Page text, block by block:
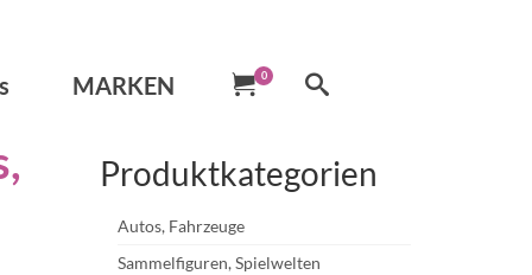
MARKEN 0
Produktkategorien
Autos, Fahrzeuge
Sammelfiguren, Spielwelten